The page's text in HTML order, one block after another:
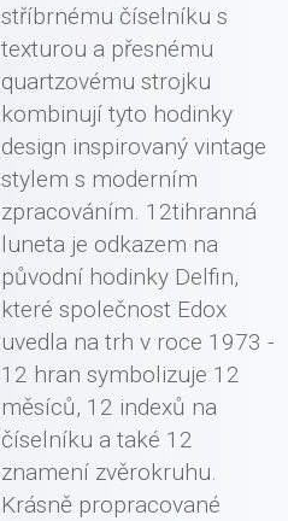
stříbrnému číselníku s
texturou a přesnému
quartzovému strojku
kombinují tyto hodinky
design inspirovaný vintage
stylem s moderním
zpracováním. 12tihranná
luneta je odkazem na
původní hodinky Delfin,
které společnost Edox
uvedla na trh v roce 1973 -
12 hran symbolizuje 12
měsíců, 12 indexů na
číselníku a také 12
znamení zvěrokruhu.
Krásně propracované